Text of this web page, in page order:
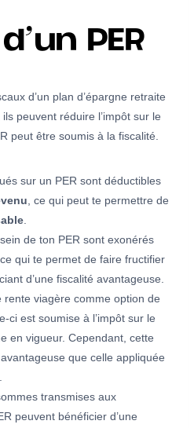
PER
d’un plan d’épargne retraite
peuvent réduire l’impôt sur le
peut être soumis à la fiscalité.
sur un PER sont déductibles
, ce qui peut te permettre de
de ton PER sont exonérés
qui te permet de faire fructifier
d’une fiscalité avantageuse.
rente viagère comme option de
ci est soumise à l’impôt sur le
en vigueur. Cependant, cette
que celle appliquée
transmises aux
peuvent bénéficier d’une